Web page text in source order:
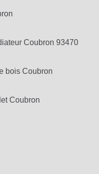
Coubron 93470
bois Coubron
Coubron